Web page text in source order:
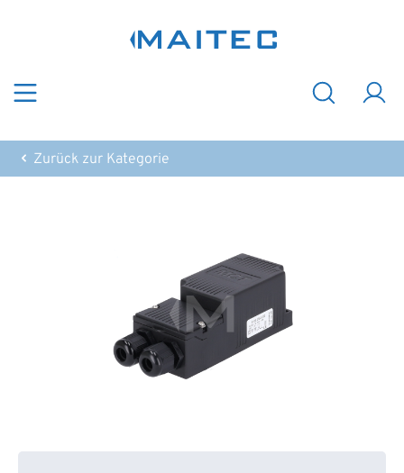
Zurück zur Kategorie